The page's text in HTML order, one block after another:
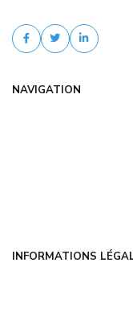
NAVIGATION
INFORMATIONS